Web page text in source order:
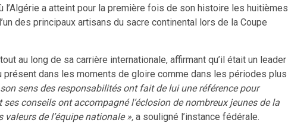
l’Algérie a atteint pour la première fois de son histoire les huitièmes
des principaux artisans du sacre continental lors de la Coupe
au long de sa carrière internationale, affirmant qu’il était un leader
présent dans les moments de gloire comme dans les périodes plus
sens des responsabilités ont fait de lui une référence pour
conseils ont accompagné l’éclosion de nombreux jeunes de la
de l’équipe nationale », a souligné l’instance fédérale.